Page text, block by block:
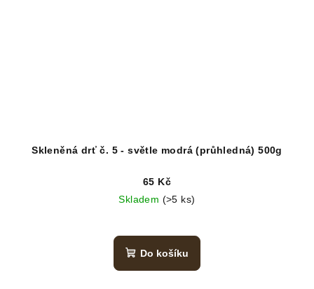
Skleněná drť č. 5 - světle modrá (průhledná) 500g
65 Kč
Skladem (>5 ks)
Do košíku